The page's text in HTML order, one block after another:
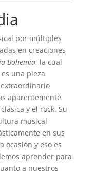
por múltiples
en creaciones
Bohemia, la cual
una pieza
aparentemente
y el rock. Su
musical
en sus
ocasión y eso es
aprender para
a nuestros